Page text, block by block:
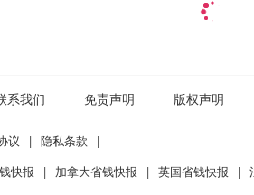
系我们 免责声明 版权声明
议 | 隐私条款
|
快报 | 加拿大省钱快报 | 英国省钱快报 |